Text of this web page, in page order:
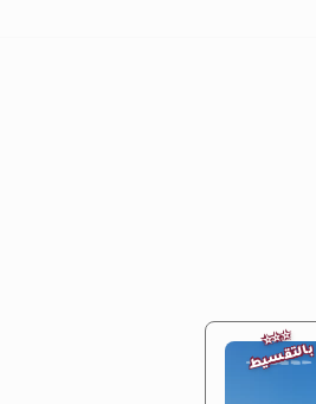
⭐
⭐
⭐
بالتقسيط